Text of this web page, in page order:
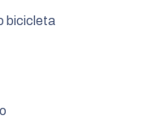
bicicleta